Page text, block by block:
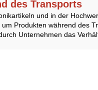
des Transports
und in der
Produkten während des
Unternehmen das